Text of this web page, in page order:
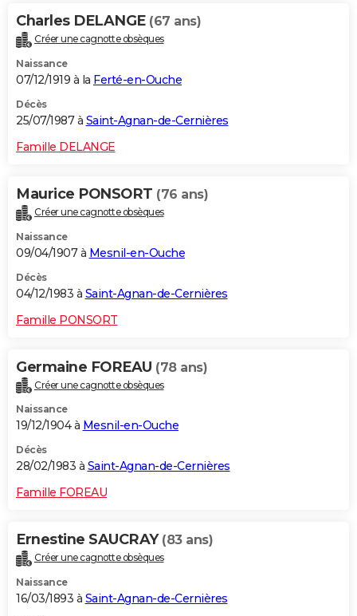
Charles DELANGE (67 ans)
Créer une cagnotte obsèques
Naissance
07/12/1919 à la Ferté-en-Ouche
Décès
25/07/1987 à Saint-Agnan-de-Cernières
Famille DELANGE
Maurice PONSORT (76 ans)
Créer une cagnotte obsèques
Naissance
09/04/1907 à Mesnil-en-Ouche
Décès
04/12/1983 à Saint-Agnan-de-Cernières
Famille PONSORT
Germaine FOREAU (78 ans)
Créer une cagnotte obsèques
Naissance
19/12/1904 à Mesnil-en-Ouche
Décès
28/02/1983 à Saint-Agnan-de-Cernières
Famille FOREAU
Ernestine SAUCRAY (83 ans)
Créer une cagnotte obsèques
Naissance
16/03/1893 à Saint-Agnan-de-Cernières